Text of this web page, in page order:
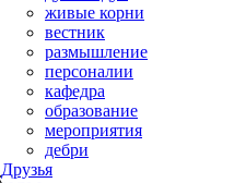
живые корни
вестник
размышление
персоналии
кафедра
образование
мероприятия
дебри
Друзья